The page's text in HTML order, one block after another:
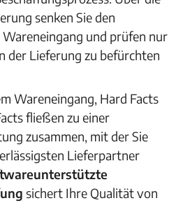
senken Sie den
und prüfen nur
der Lieferung zu befürchten
Wareneingang, Hard Facts
fließen zu einer
zusammen, mit der Sie
Lieferpartner
sichert Ihre Qualität von